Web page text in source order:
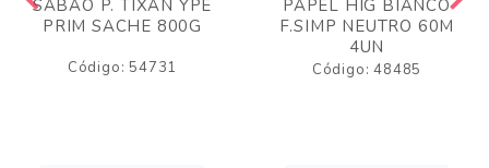
SABAO P. TIXAN YPE
PRIM SACHE 800G
Código: 54731
PAPEL HIG BIANCO
F.SIMP NEUTRO 60M
4UN
Código: 48485